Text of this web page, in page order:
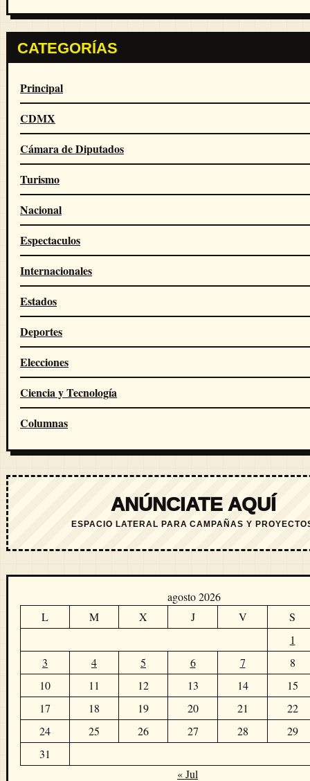
CATEGORÍAS
Principal
CDMX
Cámara de Diputados
Turismo
Nacional
Espectaculos
Internacionales
Estados
Deportes
Elecciones
Ciencia y Tecnología
Columnas
ANÚNCIATE AQUÍ
ESPACIO LATERAL PARA CAMPAÑAS Y
agosto 2026
L
M X J V
S
1
3
4 5 6 7
8
10
11 12 13 14
15
17
18 19 20 21
22
24
25 26 27 28
29
31
« Jul